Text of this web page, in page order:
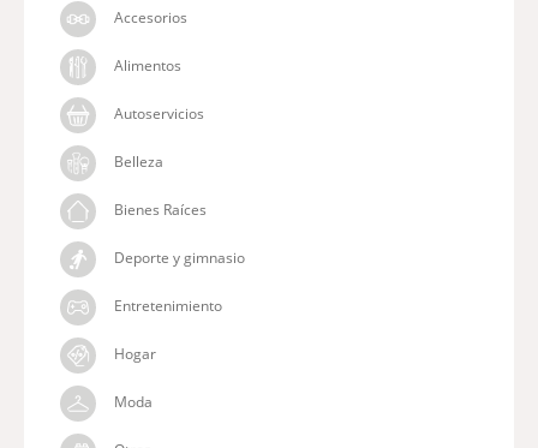
Accesorios
Alimentos
Autoservicios
Belleza
Bienes Raíces
Deporte y gimnasio
Entretenimiento
Hogar
Moda